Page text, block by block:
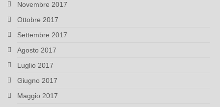
Novembre 2017
Ottobre 2017
Settembre 2017
Agosto 2017
Luglio 2017
Giugno 2017
Maggio 2017